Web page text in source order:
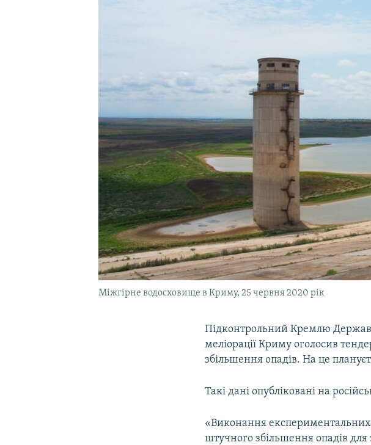
Міжгірне водосховище в Криму, 25 червня 2020 рік
Підконтрольний Кремлю
меліорації Криму оголосив
збільшення опадів. На це
Такі дані опубліковані на
«Виконання експериментальних
штучного збільшення опадів